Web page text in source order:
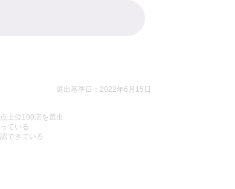
選出基準日：2022年6月15日
上位100店を選出
ている
できている